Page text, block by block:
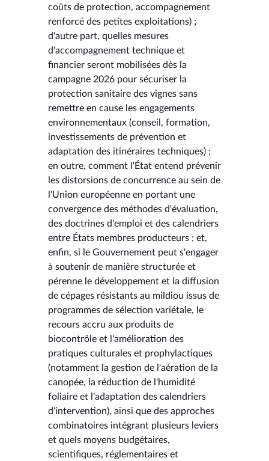
coûts de protection, accompagnement
renforcé des petites exploitations) ;
d'autre part, quelles mesures
d'accompagnement technique et
financier seront mobilisées dès la
campagne 2026 pour sécuriser la
protection sanitaire des vignes sans
remettre en cause les engagements
environnementaux (conseil, formation,
investissements de prévention et
adaptation des itinéraires techniques) ;
en outre, comment l'État entend prévenir
les distorsions de concurrence au sein de
l'Union européenne en portant une
convergence des méthodes d'évaluation,
des doctrines d'emploi et des calendriers
entre États membres producteurs ; et,
enfin, si le Gouvernement peut s'engager
à soutenir de manière structurée et
pérenne le développement et la diffusion
de cépages résistants au mildiou issus de
programmes de sélection variétale, le
recours accru aux produits de
biocontrôle et l'amélioration des
pratiques culturales et prophylactiques
(notamment la gestion de l'aération de la
canopée, la réduction de l'humidité
foliaire et l'adaptation des calendriers
d'intervention), ainsi que des approches
combinatoires intégrant plusieurs leviers
et quels moyens budgétaires,
scientifiques, réglementaires et